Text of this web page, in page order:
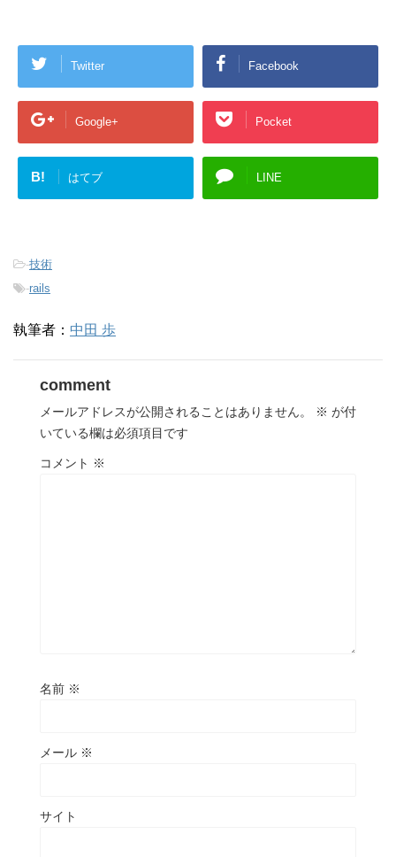
Twitter Facebook
Google+ Pocket
B! はてブ LINE
-技術
-rails
執筆者： 中田 歩
comment
メールアドレスが公開されることはありません。 ※ が付
いている欄は必須項目です
コメント ※
名前 ※
メール ※
サイト